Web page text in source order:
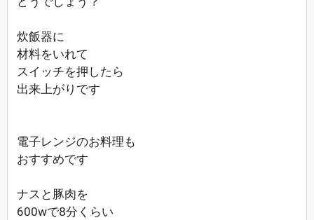
炊飯器に
材料をいれて
スイッチを押したら
出来上がりです
電子レンジのお料理も
おすすめです
ナスと豚肉を
600wで8分くらい